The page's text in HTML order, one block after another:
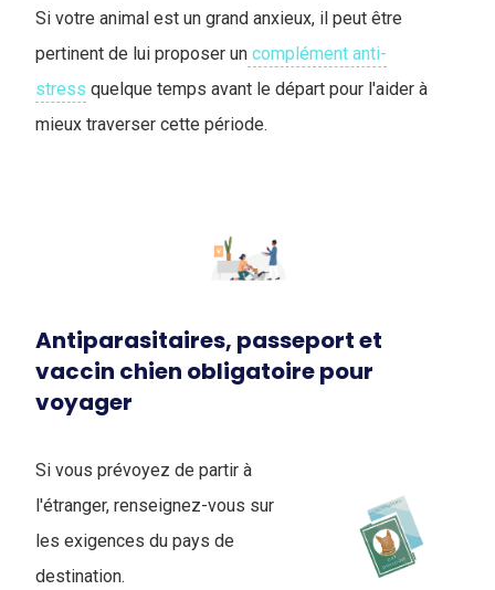
Si votre animal est un grand anxieux, il peut être
pertinent de lui proposer un complément anti-
stress quelque temps avant le départ pour l'aider à
mieux traverser cette période.
Antiparasitaires, passeport et
vaccin chien obligatoire pour
voyager
Si vous prévoyez de partir à
l'étranger, renseignez-vous sur
les exigences du pays de
destination.